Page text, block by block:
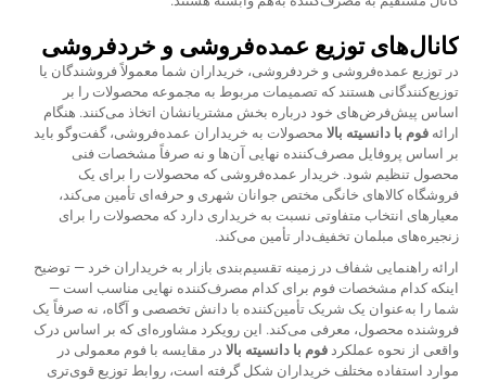
کانال‌های توزیع عمده‌فروشی و خردفروشی
در توزیع عمده‌فروشی و خردفروشی، خریداران شما معمولاً فروشندگان یا
توزیع‌کنندگانی هستند که تصمیمات مربوط به مجموعه محصولات را بر
اساس پیش‌فرض‌های خود درباره بخش مشتریانشان اتخاذ می‌کنند. هنگام
ارائه فوم با دانسیته بالا محصولات به خریداران عمده‌فروشی، گفت‌وگو باید
بر اساس پروفایل مصرف‌کننده نهایی آن‌ها و نه صرفاً مشخصات فنی
محصول تنظیم شود. خریدار عمده‌فروشی که محصولات را برای یک
فروشگاه کالاهای خانگی مختص جوانان شهری و حرفه‌ای تأمین می‌کند،
معیارهای انتخاب متفاوتی نسبت به خریداری دارد که محصولات را برای
زنجیره‌های مبلمان تخفیف‌دار تأمین می‌کند.
ارائه راهنمایی شفاف در زمینه تقسیم‌بندی بازار به خریداران خرد — توضیح
اینکه کدام مشخصات فوم برای کدام مصرف‌کننده نهایی مناسب است —
شما را به‌عنوان یک شریک تأمین‌کننده با دانش تخصصی و آگاه، نه صرفاً یک
فروشنده محصول، معرفی می‌کند. این رویکرد مشاوره‌ای که بر اساس درک
واقعی از نحوه عملکرد فوم با دانسیته بالا در مقایسه با فوم معمولی در
موارد استفاده مختلف خریداران شکل گرفته است، روابط توزیع قوی‌تری